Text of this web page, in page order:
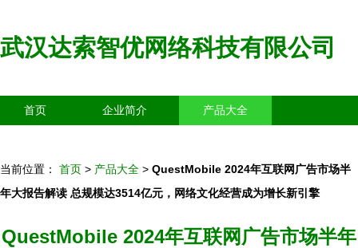
武汉达索智优网络科技有限公司
首页 企业简介 产品大全
当前位置： 首页 > 产品大全 > QuestMobile 2024年互联网广告市场半
年大报告解读 总规模达3514亿元，网络文化经营成为增长新引擎
QuestMobile 2024年互联网广告市场半年